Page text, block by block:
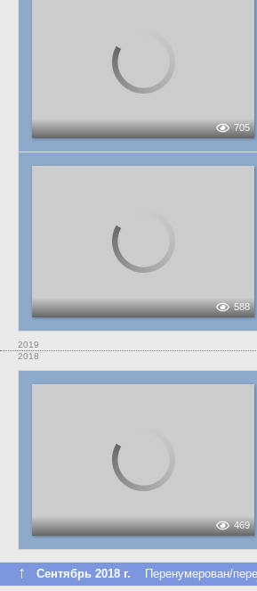
705
588
2019
2018
469
↑ Сентябрь 2018 г. Перенумерован/